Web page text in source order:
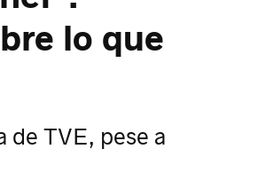
lo que
de TVE, pese a